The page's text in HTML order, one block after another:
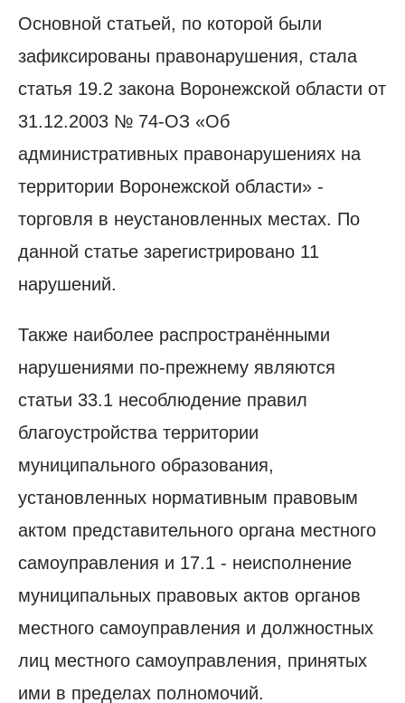
Основной статьей, по которой были
зафиксированы правонарушения, стала
статья 19.2 закона Воронежской области от
31.12.2003 № 74-ОЗ «Об
административных правонарушениях на
территории Воронежской области» -
торговля в неустановленных местах. По
данной статье зарегистрировано 11
нарушений.
Также наиболее распространёнными
нарушениями по-прежнему являются
статьи 33.1 несоблюдение правил
благоустройства территории
муниципального образования,
установленных нормативным правовым
актом представительного органа местного
самоуправления и 17.1 - неисполнение
муниципальных правовых актов органов
местного самоуправления и должностных
лиц местного самоуправления, принятых
ими в пределах полномочий.